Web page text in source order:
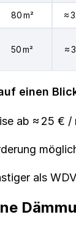
80 m² ≈
50 m² ≈
einen
ab ≈ 25 € /
als